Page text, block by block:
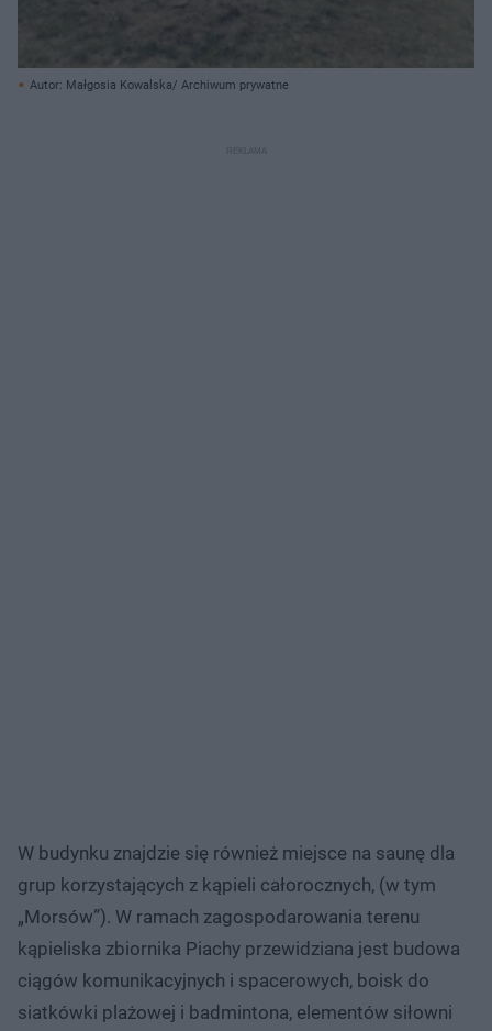
Autor: Małgosia Kowalska/ Archiwum prywatne
W budynku znajdzie się również miejsce na saunę dla
grup korzystających z kąpieli całorocznych, (w tym
„Morsów”). W ramach zagospodarowania terenu
kąpieliska zbiornika Piachy przewidziana jest budowa
ciągów komunikacyjnych i spacerowych, boisk do
siatkówki plażowej i badmintona, elementów siłowni